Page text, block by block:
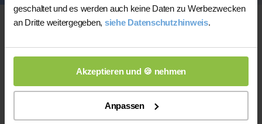
geschaltet und es werden auch keine Daten zu Werbezwecken
an Dritte weitergegeben, siehe Datenschutzhinweis.
Akzeptieren und 🍪 nehmen
Anpassen
Online-Unterricht